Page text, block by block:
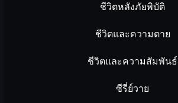
ชีวิตหลังภัยพิบัติ
ชีวิตและความตาย
ชีวิตและความสัมพันธ์
ซีรี่ย์วาย